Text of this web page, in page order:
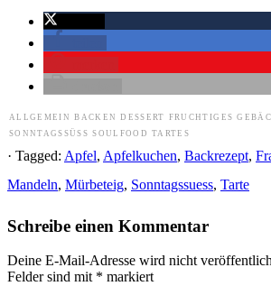
ALLGEMEIN BACKEN DESSERT FRUCHTIGES
SONNTAGSSÜSS
SOULFOOD TARTES
· Tagged: Apfel, Apfelkuchen, Backrezept,
Mandeln, Mürbeteig, Sonntagssuess, Tarte
Schreibe einen Kommentar
Deine E-Mail-Adresse wird nicht
Felder sind mit * markiert